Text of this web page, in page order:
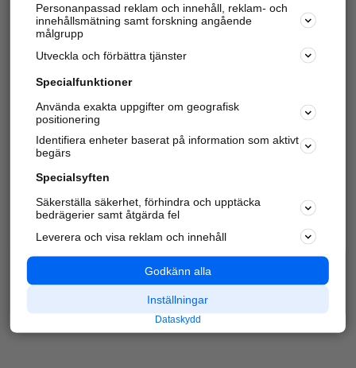
Har du redan verifierat ditt företag? Logga in
Varje vecka besöker du och4 miljoner
andra
härliga användare oss för att hitta rätt lokal
information om företag, privatpersoner och
platser.
Personanpassad reklam och innehåll, reklam- och
innehållsmätning samt forskning angående
målgrupp
Utveckla och förbättra tjänster
Specialfunktioner
Använda exakta uppgifter om geografisk
positionering
Identifiera enheter baserat på information som aktivt
begärs
Specialsyften
Säkerställa säkerhet, förhindra och upptäcka
bedrägerier samt åtgärda fel
Leverera och visa reklam och innehåll
Godkänn alla
Inställningar
Dataskydd